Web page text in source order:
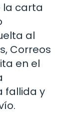
la carta
al
Correos
en el
fallida y